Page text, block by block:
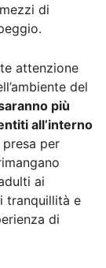
di
attenzione
del
più
all’interno
per
ai
tranquillità e
di